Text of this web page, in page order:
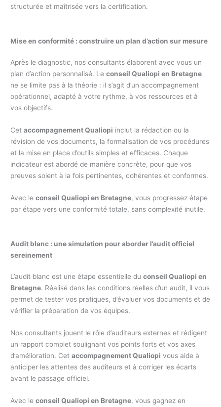
structurée et maîtrisée vers la certification.
Mise en conformité : construire un plan d’action sur mesure
Après le diagnostic, nos consultants élaborent avec vous un
plan d’action personnalisé. Leconseil Qualiopi en Bretagne
ne se limite pas à la théorie : il s’agit d’un accompagnement
opérationnel, adapté à votre rythme, à vos ressources et à
vos objectifs.
Cetaccompagnement Qualiopi inclut la rédaction ou la
révision de vos documents, la formalisation de vos procédures
et la mise en place d’outils simples et efficaces. Chaque
indicateur est abordé de manière concrète, pour que vos
preuves soient à la fois pertinentes, cohérentes et conformes.
Avec leconseil Qualiopi en Bretagne, vous progressez étape
par étape vers une conformité totale, sans complexité inutile.
Audit blanc : une simulation pour aborder l’audit officiel
sereinement
L’audit blanc est une étape essentielle duconseil Qualiopi en
Bretagne. Réalisé dans les conditions réelles d’un audit, il vous
permet de tester vos pratiques, d’évaluer vos documents et de
vérifier la préparation de vos équipes.
Nos consultants jouent le rôle d’auditeurs externes et rédigent
un rapport complet soulignant vos points forts et vos axes
d’amélioration. Cetaccompagnement Qualiopi vous aide à
anticiper les attentes des auditeurs et à corriger les écarts
avant le passage officiel.
Avec leconseil Qualiopi en Bretagne, vous gagnez en